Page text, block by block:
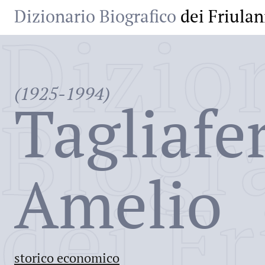
Dizionario Biografico dei
(1925-1994)
Amelio
storico economico